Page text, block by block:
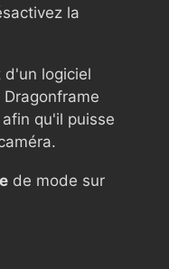
la
d'un logiciel
qu'il puisse
de mode sur